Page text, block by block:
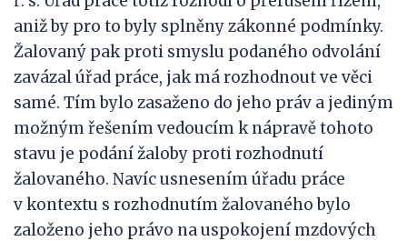
aniž by pro to byly splněny zákonné podmínky.
Žalovaný pak proti smyslu podaného odvolání
zavázal úřad práce, jak má rozhodnout ve věci
samé. Tím bylo zasaženo do jeho práv a jediným
možným řešením vedoucím k nápravě tohoto
stavu je podání žaloby proti rozhodnutí
žalovaného. Navíc usnesením úřadu práce
v kontextu s rozhodnutím žalovaného bylo
založeno jeho právo na uspokojení mzdových